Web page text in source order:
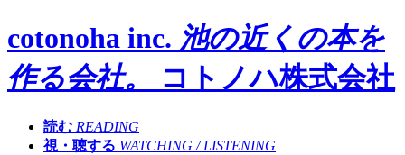
cotonoha inc. 池の近くの本を
作る会社。
コトノハ株式会社
読む READING
視・聴する WATCHING / LISTENING